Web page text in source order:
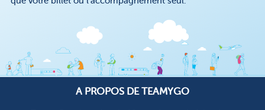
A PROPOS DE TEAMYGO